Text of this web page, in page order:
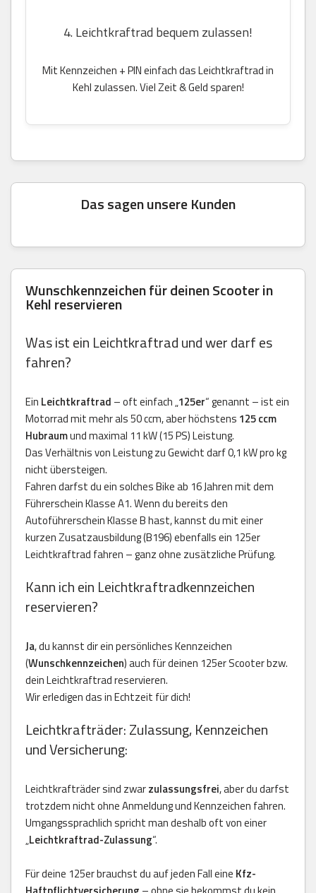
4. Leichtkraftrad bequem zulassen!
Mit Kennzeichen + PIN einfach das Leichtkraftrad in
Kehl zulassen. Viel Zeit & Geld sparen!
Das sagen unsere Kunden
Wunschkennzeichen für deinen Scooter in
Kehl reservieren
Was ist ein Leichtkraftrad und wer darf es
fahren?
Ein Leichtkraftrad – oft einfach „125er“ genannt – ist ein
Motorrad mit mehr als 50 ccm, aber höchstens 125 ccm
Hubraumund maximal 11 kW (15 PS) Leistung.
Das Verhältnis von Leistung zu Gewicht darf 0,1 kW pro kg
nicht übersteigen.
Fahren darfst du ein solches Bike ab 16 Jahren mit dem
Führerschein Klasse A1. Wenn du bereits den
Autoführerschein Klasse B hast, kannst du mit einer
kurzen Zusatzausbildung (B196) ebenfalls ein 125er
Leichtkraftrad fahren – ganz ohne zusätzliche Prüfung.
Kann ich ein Leichtkraftradkennzeichen
reservieren?
Ja, du kannst dir ein persönliches Kennzeichen
(Wunschkennzeichen) auch für deinen 125er Scooter bzw.
dein Leichtkraftrad reservieren.
Wir erledigen das in Echtzeit für dich!
Leichtkrafträder: Zulassung, Kennzeichen
und Versicherung:
Leichtkrafträder sind zwarzulassungsfrei, aber du darfst
trotzdem nicht ohne Anmeldung und Kennzeichen fahren.
Umgangssprachlich spricht man deshalb oft von einer
„Leichtkraftrad-Zulassung“.
Für deine 125er brauchst du auf jeden Fall eine Kfz-